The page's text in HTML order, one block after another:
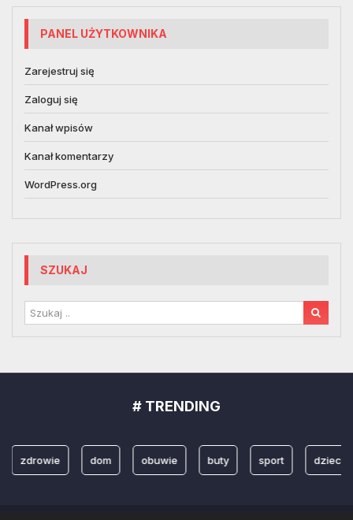
PANEL UŻYTKOWNIKA
Zarejestruj się
Zaloguj się
Kanał wpisów
Kanał komentarzy
WordPress.org
SZUKAJ
# TRENDING
zdrowie dom obuwie buty sport dzieci